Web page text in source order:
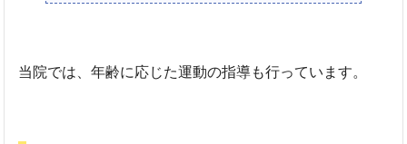
当院では、年齢に応じた運動の指導も行っています。